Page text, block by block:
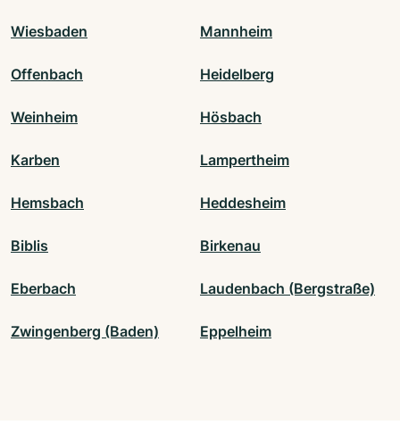
Wiesbaden Mannheim
Offenbach Heidelberg
Weinheim Hösbach
Karben Lampertheim
Hemsbach Heddesheim
Biblis Birkenau
Eberbach Laudenbach (Bergstraße)
Zwingenberg (Baden) Eppelheim